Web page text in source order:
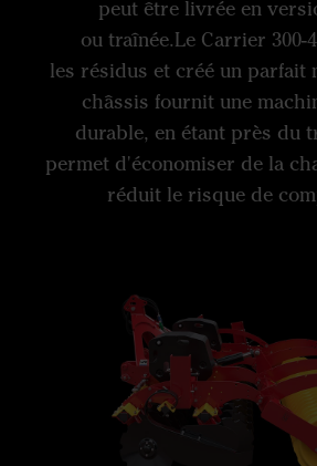
peut être livrée en
ou traînée.Le Carrier 300-
les résidus et créé un parfait
châssis fournit une
durable, en étant près du
permet d'économiser de la
réduit le risque de